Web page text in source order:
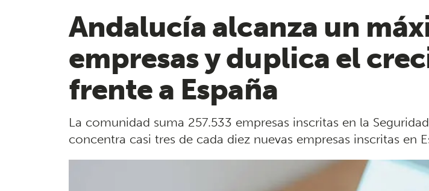
Andalucía alcanza un
empresas y duplica el
frente a España
La comunidad suma 257.533 empresas inscritas en la
concentra casi tres de cada diez nuevas empresas inscritas en